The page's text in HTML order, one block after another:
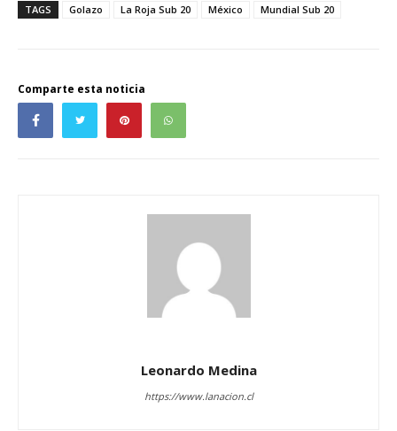
TAGS
Golazo La Roja Sub 20 México Mundial Sub 20
Comparte esta noticia
Leonardo Medina
https://www.lanacion.cl